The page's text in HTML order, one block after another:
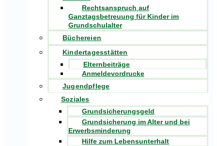
Rechtsanspruch auf
Ganztagsbetreuung für Kinder im
Grundschulalter
Büchereien
Kindertagesstätten
Elternbeiträge
Anmeldevordrucke
Jugendpflege
Soziales
Grundsicherungsgeld
Grundsicherung im Alter und bei
Erwerbsminderung
Hilfe zum Lebensunterhalt